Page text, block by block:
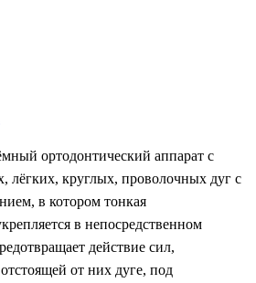
ортодонтический аппарат с
лёгких, круглых, проволочных дуг с
в котором тонкая
в непосредственном
действие сил,
от них дуге, под